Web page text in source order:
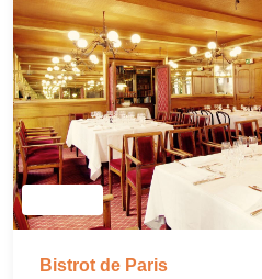
Bistrot de Paris